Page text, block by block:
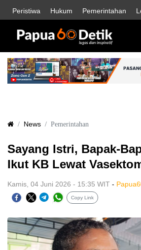
Peristiwa Hukum Pemerintahan
News Pemerintahan
Sayang Istri, Bapak-
Ikut KB Lewat
Kamis, 04 Juni 2026 - 15:35 WIT -
Copy Link